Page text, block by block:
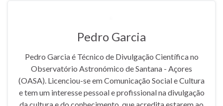
Pedro Garcia
Pedro Garcia é Técnico de Divulgação Científica no
Observatório Astronómico de Santana - Açores
(OASA). Licenciou-se em Comunicação Social e Cultura
e tem um interesse pessoal e profissional na divulgação